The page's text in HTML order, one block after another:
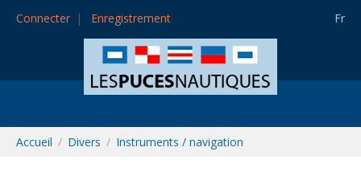
Connecter Enregistrement Fr
Accueil Divers Instruments / navigation